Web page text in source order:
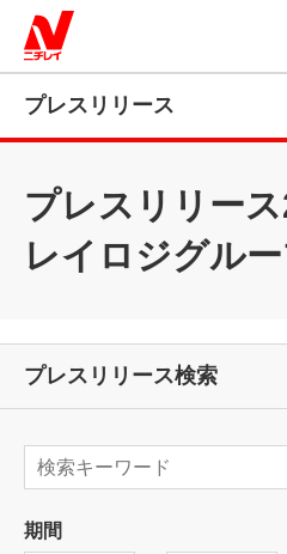
プレスリリース
プレスリリー
レイロジグル
プレスリリース検索
期間